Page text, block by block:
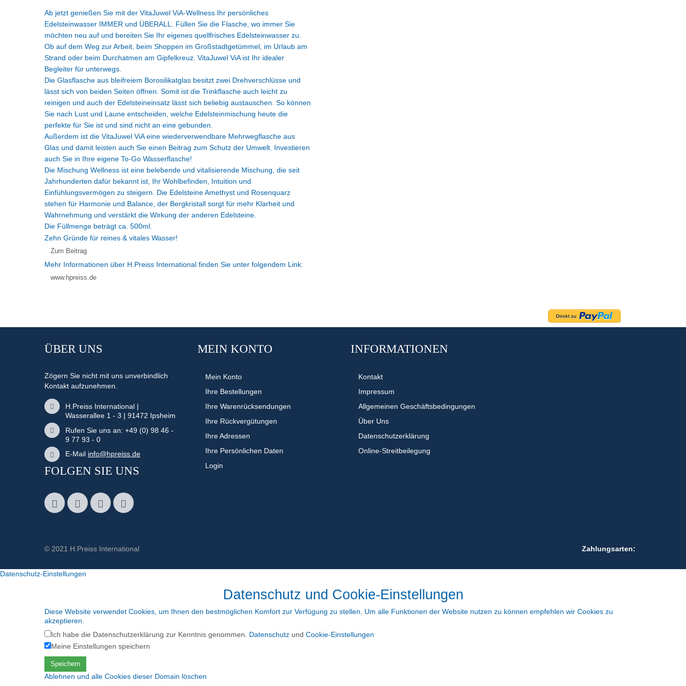
Ab jetzt genießen Sie mit der VitaJuwel ViA-Wellness Ihr persönliches
Edelsteinwasser IMMER und ÜBERALL. Füllen Sie die Flasche, wo immer Sie
möchten neu auf und bereiten Sie Ihr eigenes quellfrisches Edelsteinwasser zu.
Ob auf dem Weg zur Arbeit, beim Shoppen im Großstadtgetümmel, im Urlaub am
Strand oder beim Durchatmen am Gipfelkreuz. VitaJuwel ViA ist Ihr idealer
Begleiter für unterwegs.
Die Glasflasche aus bleifreiem Borosilikatglas besitzt zwei Drehverschlüsse und
lässt sich von beiden Seiten öffnen. Somit ist die Trinkflasche auch leicht zu
reinigen und auch der Edelsteineinsatz lässt sich beliebig austauschen. So können
Sie nach Lust und Laune entscheiden, welche Edelsteinmischung heute die
perfekte für Sie ist und sind nicht an eine gebunden.
Außerdem ist die VitaJuwel ViA eine wiederverwendbare Mehrwegflasche aus
Glas und damit leisten auch Sie einen Beitrag zum Schutz der Umwelt. Investieren
auch Sie in Ihre eigene To-Go Wasserflasche!
Die Mischung Wellness ist eine belebende und vitalisierende Mischung, die seit
Jahrhunderten dafür bekannt ist, Ihr Wohlbefinden, Intuition und
Einfühlungsvermögen zu steigern. Die Edelsteine Amethyst und Rosenquarz
stehen für Harmonie und Balance, der Bergkristall sorgt für mehr Klarheit und
Wahrnehmung und verstärkt die Wirkung der anderen Edelsteine.
Die Füllmenge beträgt ca. 500ml.
Zehn Gründe für reines & vitales Wasser!
Zum Beitrag
Mehr Informationen über H.Preiss International finden Sie unter folgendem Link:
www.hpreiss.de
ÜBER UNS
Zögern Sie nicht mit uns unverbindlich
Kontakt aufzunehmen.
H.Preiss International |
Wasserallee 1 - 3 | 91472 Ipsheim
Rufen Sie uns an: +49 (0) 98 46 -
9 77 93 - 0
E-Mail info@hpreiss.de
FOLGEN SIE UNS
MEIN KONTO
Mein Konto
Ihre Bestellungen
Ihre Warenrücksendungen
Ihre Rückvergütungen
Ihre Adressen
Ihre Persönlichen Daten
Login
INFORMATIONEN
Kontakt
Impressum
Allgemeinen Geschäftsbedingungen
Über Uns
Datenschutzerklärung
Online-Streitbeilegung
© 2021 H.Preiss International Zahlungsarten:
Datenschutz-Einstellungen
Datenschutz und Cookie-Einstellungen
Diese Website verwendet Cookies, um Ihnen den bestmöglichen Komfort zur Verfügung zu stellen. Um alle Funktionen der Website nutzen zu können empfehlen wir Cookies zu
akzeptieren.
Ich habe die Datenschutzerklärung zur Kenntnis genommen. Datenschutz und Cookie-Einstellungen
Meine Einstellungen speichern
Speichern
Ablehnen und alle Cookies dieser Domain löschen